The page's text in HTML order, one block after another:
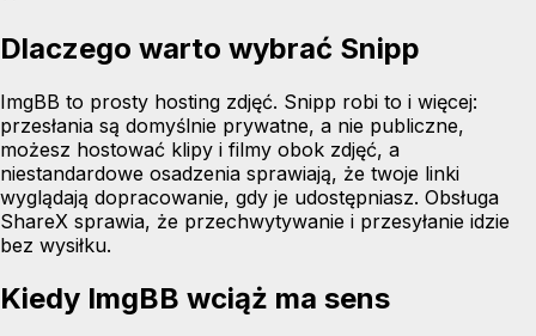
Dlaczego warto wybrać Snipp
ImgBB to prosty hosting zdjęć. Snipp robi to i więcej:
przesłania są domyślnie prywatne, a nie publiczne,
możesz hostować klipy i filmy obok zdjęć, a
niestandardowe osadzenia sprawiają, że twoje linki
wyglądają dopracowanie, gdy je udostępniasz. Obsługa
ShareX sprawia, że przechwytywanie i przesyłanie idzie
bez wysiłku.
Kiedy ImgBB wciąż ma sens